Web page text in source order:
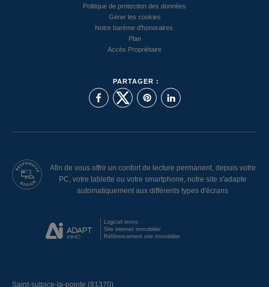
Politique de protection des données
Gérer les cookies
Notre barème d'honoraires
Plan
Accès Propriétaire
PARTAGER :
Afin de vous offrir un confort de lecture permanent, depuis votre
PC, votre tablette ou votre smartphone, notre site s'adapte
automatiquement aux différents types d'écrans
Logiciel immo
Site internet immobilier
Référencement site immobilier
Saint-sulpice-la-pointe (81370)